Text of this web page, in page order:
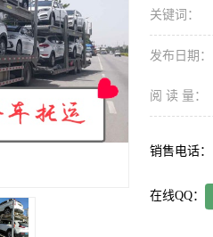
关键词：
发布日期：
阅 读 量：
销售电话：
在线QQ：